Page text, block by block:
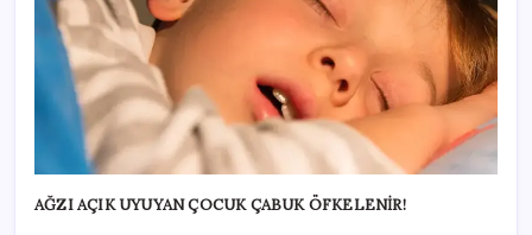
AĞZI AÇIK UYUYAN ÇOCUK ÇABUK ÖFKELENİR!